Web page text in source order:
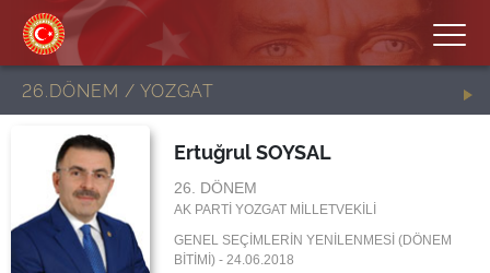
26.DÖNEM / YOZGAT
Ertuğrul SOYSAL
26. DÖNEM
AK PARTİ YOZGAT MİLLETVEKİLİ
GENEL SEÇİMLERİN YENİLENMESİ (DÖNEM
BİTİMİ) - 24.06.2018